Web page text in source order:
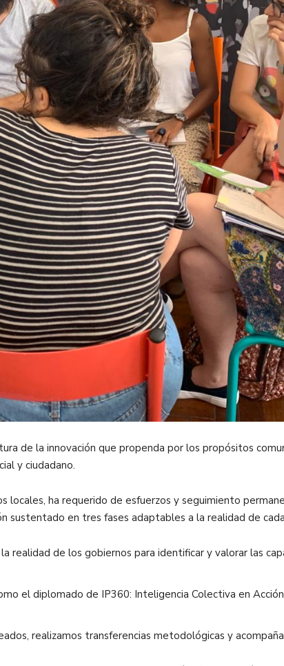
de la innovación que propenda por los propósitos
y ciudadano.
locales, ha requerido de esfuerzos y seguimiento
sustentado en tres fases adaptables a la realidad de
realidad de los gobiernos para identificar y valorar las
el diplomado de IP360: Inteligencia Colectiva en
realizamos transferencias metodológicas y